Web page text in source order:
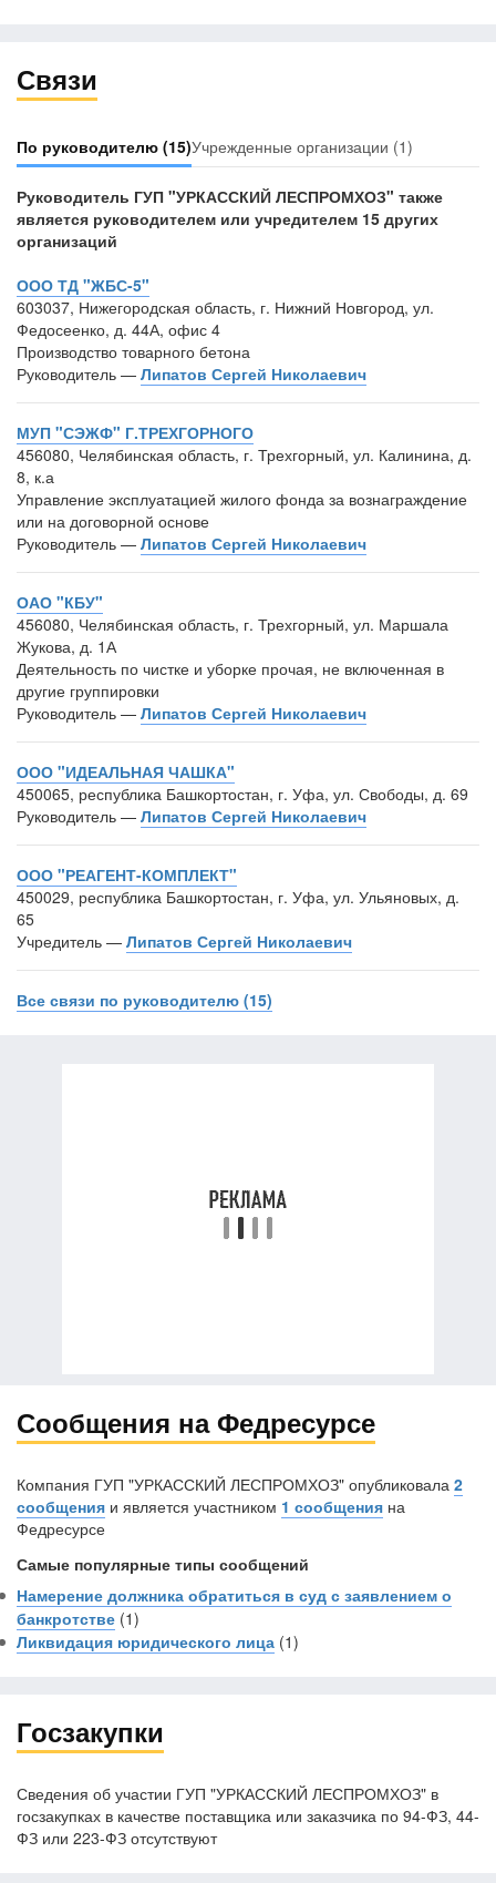
Связи
По руководителю (15)Учрежденные организации (1)
Руководитель ГУП "УРКАССКИЙ ЛЕСПРОМХОЗ" также
является руководителем или учредителем 15 других
организаций
ООО ТД "ЖБС-5"
603037, Нижегородская область, г. Нижний Новгород, ул.
Федосеенко, д. 44А, офис 4
Производство товарного бетона
Руководитель — Липатов Сергей Николаевич
МУП "СЭЖФ" Г.ТРЕХГОРНОГО
456080, Челябинская область, г. Трехгорный, ул. Калинина, д.
8, к.а
Управление эксплуатацией жилого фонда за вознаграждение
или на договорной основе
Руководитель — Липатов Сергей Николаевич
ОАО "КБУ"
456080, Челябинская область, г. Трехгорный, ул. Маршала
Жукова, д. 1А
Деятельность по чистке и уборке прочая, не включенная в
другие группировки
Руководитель — Липатов Сергей Николаевич
ООО "ИДЕАЛЬНАЯ ЧАШКА"
450065, республика Башкортостан, г. Уфа, ул. Свободы, д. 69
Руководитель — Липатов Сергей Николаевич
ООО "РЕАГЕНТ-КОМПЛЕКТ"
450029, республика Башкортостан, г. Уфа, ул. Ульяновых, д.
65
Учредитель — Липатов Сергей Николаевич
Все связи по руководителю (15)
Сообщения на Федресурсе
Компания ГУП "УРКАССКИЙ ЛЕСПРОМХОЗ" опубликовала 2
сообщения и является участником 1 сообщения на
Федресурсе
Самые популярные типы сообщений
Намерение должника обратиться в суд с заявлением о
банкротстве (1)
Ликвидация юридического лица (1)
Госзакупки
Сведения об участии ГУП "УРКАССКИЙ ЛЕСПРОМХОЗ" в
госзакупках в качестве поставщика или заказчика по 94-ФЗ, 44-
ФЗ или 223-ФЗ отсутствуют